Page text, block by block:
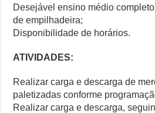
Desejável ensino médio
de empilhadeira;
Disponibilidade de horários.
ATIVIDADES:
Realizar carga e descarga de
paletizadas conforme
Realizar carga e descarga,